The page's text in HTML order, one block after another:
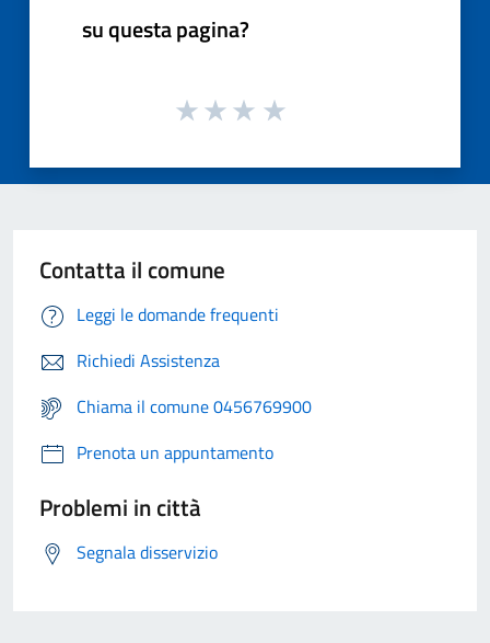
su questa pagina?
Contatta il comune
Leggi le domande frequenti
Richiedi Assistenza
Chiama il comune 0456769900
Prenota un appuntamento
Problemi in città
Segnala disservizio